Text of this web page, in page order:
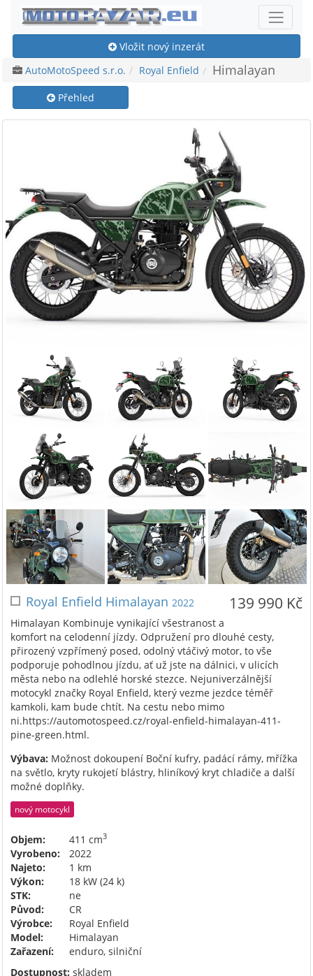
Vložit nový inzerát
AutoMotoSpeed s.r.o.
Royal Enfield Himalayan
Přehled
139 990 Kč
Royal Enfield Himalayan 2022
Himalayan Kombinuje vynikající všestranost a
komfort na celodenní jízdy. Odpružení pro dlouhé cesty,
přirozený vzpřímený posed, odolný vtáčivý motor, to vše
podporuje pohodlnou jízdu, ať už jste na dálnici, v ulicích
města nebo na odlehlé horské stezce. Nejuniverzálnější
motocykl značky Royal Enfield, který vezme jezdce téměř
kamkoli, kam bude chtít. Na cestu nebo mimo
ni.https://automotospeed.cz/royal-enfield-himalayan-411-
pine-green.html.
Výbava: Možnost dokoupení Boční kufry, padácí rámy, mřížka
na světlo, kryty rukojetí blástry, hliníkový kryt chladiče a další
možné doplňky.
nový motocykl
Objem: 411 cm3
Vyrobeno:
2022
Najeto:
1 km
Výkon:
18 kW (24 k)
STK:
ne
Původ:
CR
Výrobce:
Royal Enfield
Model:
Himalayan
Zařazení:
enduro, silniční
Dostupnost: skladem